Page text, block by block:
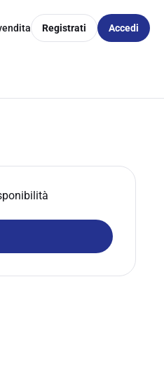
Registrati Accedi